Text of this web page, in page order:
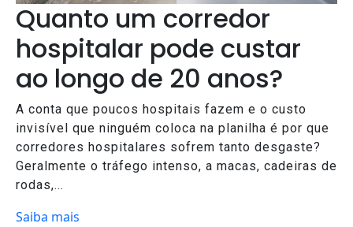
Quanto um corredor
hospitalar pode custar
ao longo de 20 anos?
A conta que poucos hospitais fazem e o custo
invisível que ninguém coloca na planilha é por que
corredores hospitalares sofrem tanto desgaste?
Geralmente o tráfego intenso, a macas, cadeiras de
rodas,...
Saiba mais